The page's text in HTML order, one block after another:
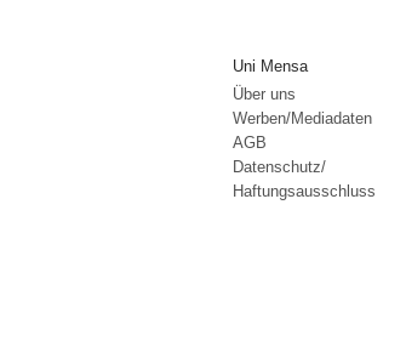
Uni Mensa
Über uns
Werben/Mediadaten
AGB
Datenschutz/
Haftungsausschluss